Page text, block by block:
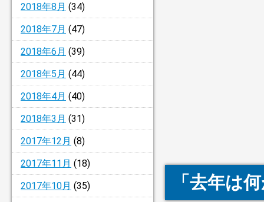
2018年8月 (34)
2018年7月 (47)
2018年6月 (39)
2018年5月 (44)
2018年4月 (40)
2018年3月 (31)
2017年12月 (8)
2017年11月 (18)
2017年10月 (35)
「去年は